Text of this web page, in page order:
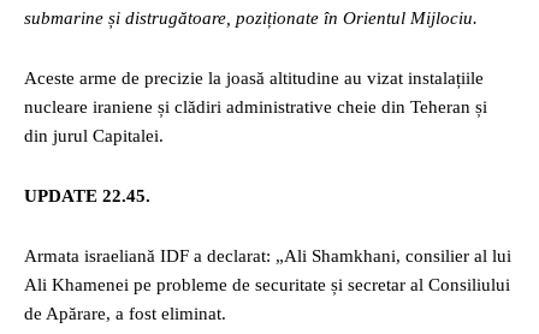
submarine și distrugătoare, poziționate în Orientul Mijlociu.
Aceste arme de precizie la joasă altitudine au vizat instalațiile
nucleare iraniene și clădiri administrative cheie din Teheran și
din jurul Capitalei.
UPDATE 22.45.
Armata israeliană IDF a declarat: „Ali Shamkhani, consilier al lui
Ali Khamenei pe probleme de securitate și secretar al Consiliului
de Apărare, a fost eliminat.